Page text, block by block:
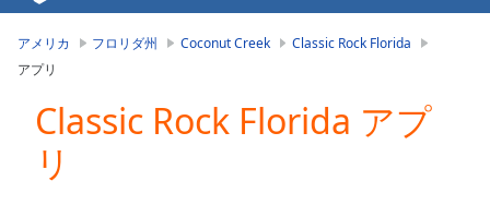
Player
loading.
Video
Skip
Backward
アメリカ フロリダ州 Coconut Creek
Classic Rock Florida
アプリ
Classic Rock Florida アプ
リ